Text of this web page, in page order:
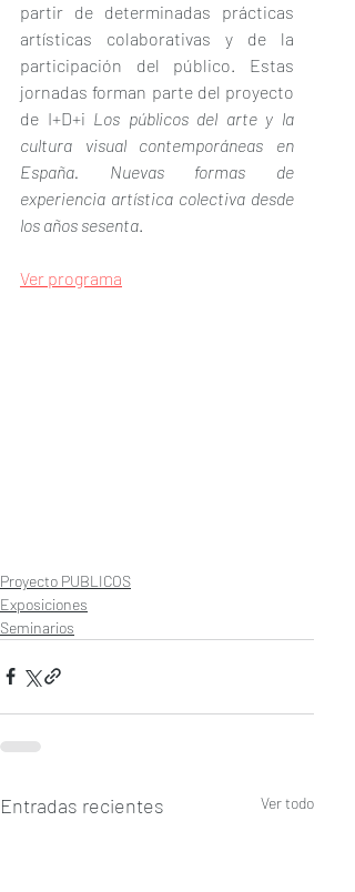
partir de determinadas prácticas
artísticas colaborativas y de la
participación del público. Estas
jornadas forman parte del proyecto
de I+D+i Los públicos del arte y la
cultura visual contemporáneas en
España. Nuevas formas de
experiencia artística colectiva desde
los años sesenta.
Ver programa
Proyecto PUBLICOS
Exposiciones
Seminarios
Entradas recientes Ver todo